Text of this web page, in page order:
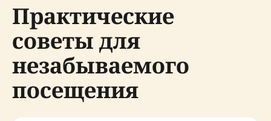
Практические
советы для
незабываемого
посещения